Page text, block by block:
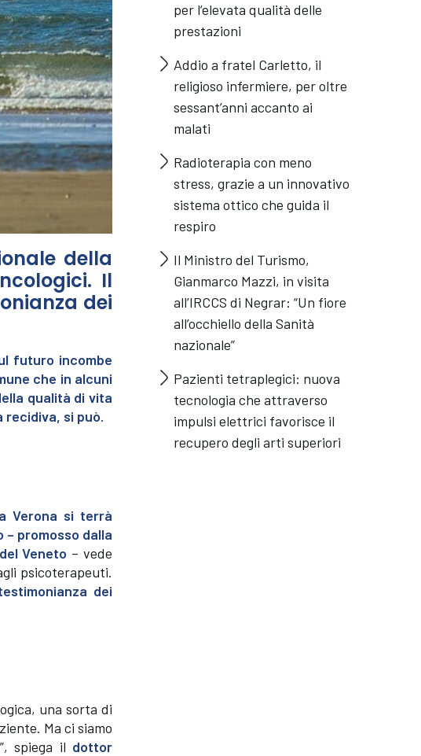
della
Il
dei
futuro incombe
che in alcuni
qualità di vita
recidiva, si può.
Verona si terrà
– promosso dalla
Veneto – vede
psicoterapeuti.
dei
una sorta di
Ma ci siamo
spiega il dottor
per l’elevata qualità delle
prestazioni
Addio a fratel Carletto, il
religioso infermiere, per oltre
sessant’anni accanto ai
malati
Radioterapia con meno
stress, grazie a un innovativo
sistema ottico che guida il
respiro
Il Ministro del Turismo,
Gianmarco Mazzi, in visita
all’IRCCS di Negrar: “Un fiore
all’occhiello della Sanità
nazionale”
Pazienti tetraplegici: nuova
tecnologia che attraverso
impulsi elettrici favorisce il
recupero degli arti superiori